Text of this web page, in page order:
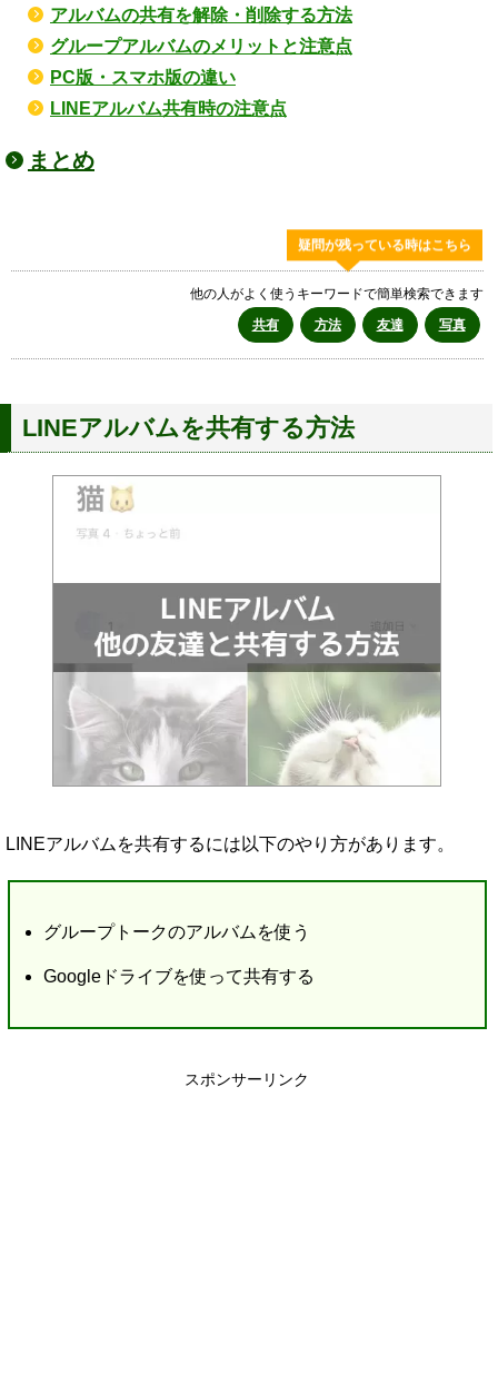
アルバムの共有を解除・削除する方法
グループアルバムのメリットと注意点
PC版・スマホ版の違い
LINEアルバム共有時の注意点
まとめ
疑問が残っている時はこちら
他の人がよく使うキーワードで簡単検索できます
共有
方法 友達 写真
LINEアルバムを共有する方法
LINEアルバムを共有するには以下のやり方があります。
グループトークのアルバムを使う
Googleドライブを使って共有する
スポンサーリンク